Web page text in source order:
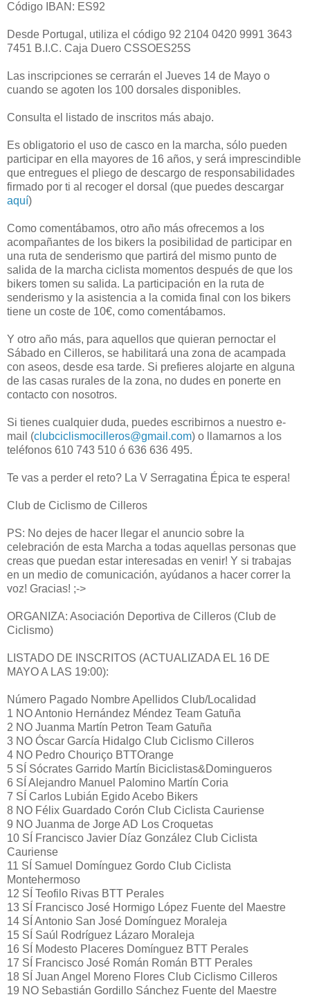
Código IBAN: ES92
Desde Portugal, utiliza el código 92 2104 0420 9991 3643
7451 B.I.C. Caja Duero CSSOES25S
Las inscripciones se cerrarán el Jueves 14 de Mayo o
cuando se agoten los 100 dorsales disponibles.
Consulta el listado de inscritos más abajo.
Es obligatorio el uso de casco en la marcha, sólo pueden
participar en ella mayores de 16 años, y será imprescindible
que entregues el pliego de descargo de responsabilidades
firmado por ti al recoger el dorsal (que puedes descargar
aquí)
Como comentábamos, otro año más ofrecemos a los
acompañantes de los bikers la posibilidad de participar en
una ruta de senderismo que partirá del mismo punto de
salida de la marcha ciclista momentos después de que los
bikers tomen su salida. La participación en la ruta de
senderismo y la asistencia a la comida final con los bikers
tiene un coste de 10€, como comentábamos.
Y otro año más, para aquellos que quieran pernoctar el
Sábado en Cilleros, se habilitará una zona de acampada
con aseos, desde esa tarde. Si prefieres alojarte en alguna
de las casas rurales de la zona, no dudes en ponerte en
contacto con nosotros.
Si tienes cualquier duda, puedes escribirnos a nuestro e-
mail (clubciclismocilleros@gmail.com) o llamarnos a los
teléfonos 610 743 510 ó 636 636 495.
Te vas a perder el reto? La V Serragatina Épica te espera!
Club de Ciclismo de Cilleros
PS: No dejes de hacer llegar el anuncio sobre la
celebración de esta Marcha a todas aquellas personas que
creas que puedan estar interesadas en venir! Y si trabajas
en un medio de comunicación, ayúdanos a hacer correr la
voz! Gracias! ;->
ORGANIZA: Asociación Deportiva de Cilleros (Club de
Ciclismo)
LISTADO DE INSCRITOS (ACTUALIZADA EL 16 DE
MAYO A LAS 19:00):
Número Pagado Nombre Apellidos Club/Localidad
1 NO Antonio Hernández Méndez Team Gatuña
2 NO Juanma Martín Petron Team Gatuña
3 NO Óscar García Hidalgo Club Ciclismo Cilleros
4 NO Pedro Chouriço BTTOrange
5 SÍ Sócrates Garrido Martín Biciclistas&Domingueros
6 SÍ Alejandro Manuel Palomino Martín Coria
7 SÍ Carlos Lubián Egido Acebo Bikers
8 NO Félix Guardado Corón Club Ciclista Cauriense
9 NO Juanma de Jorge AD Los Croquetas
10 SÍ Francisco Javier Díaz González Club Ciclista
Cauriense
11 SÍ Samuel Domínguez Gordo Club Ciclista
Montehermoso
12 SÍ Teofilo Rivas BTT Perales
13 SÍ Francisco José Hormigo López Fuente del Maestre
14 SÍ Antonio San José Domínguez Moraleja
15 SÍ Saúl Rodríguez Lázaro Moraleja
16 SÍ Modesto Placeres Domínguez BTT Perales
17 SÍ Francisco José Román Román BTT Perales
18 SÍ Juan Angel Moreno Flores Club Ciclismo Cilleros
19 NO Sebastián Gordillo Sánchez Fuente del Maestre